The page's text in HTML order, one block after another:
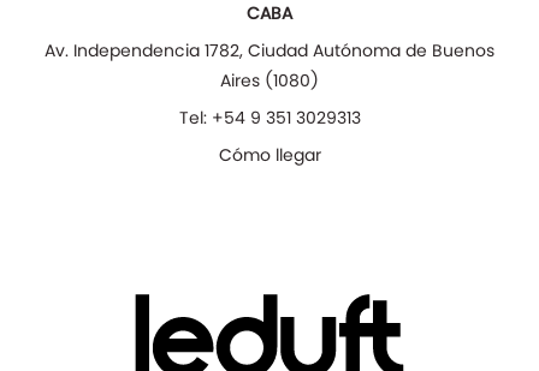
CABA
Av. Independencia 1782, Ciudad Autónoma de Buenos
Aires (1080)
Tel: +54 9 351 3029313
Cómo llegar